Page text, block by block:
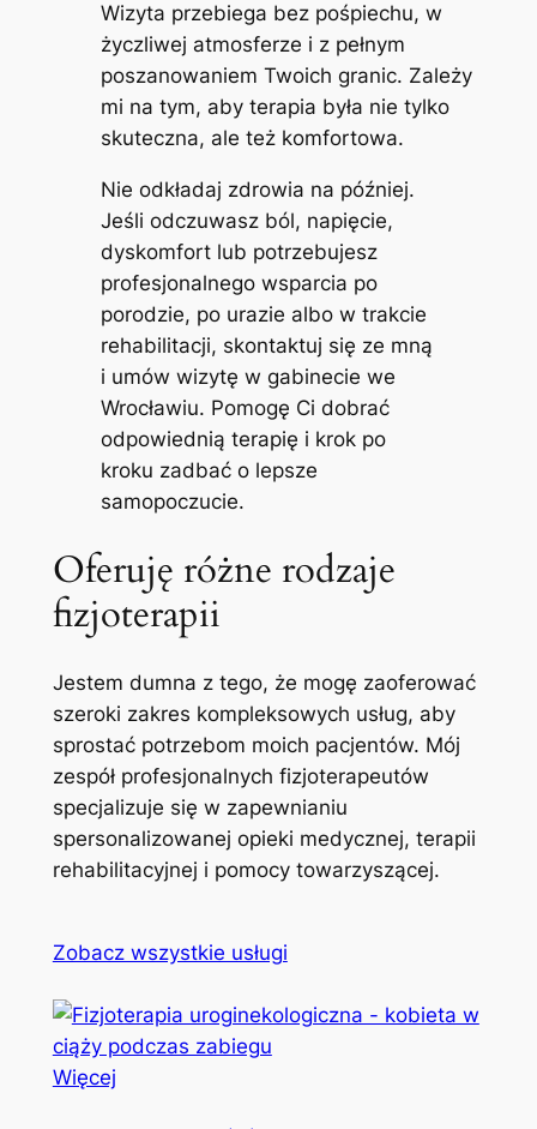
Wizyta przebiega bez pośpiechu, w
życzliwej atmosferze i z pełnym
poszanowaniem Twoich granic. Zależy
mi na tym, aby terapia była nie tylko
skuteczna, ale też komfortowa.
Nie odkładaj zdrowia na później.
Jeśli odczuwasz ból, napięcie,
dyskomfort lub potrzebujesz
profesjonalnego wsparcia po
porodzie, po urazie albo w trakcie
rehabilitacji, skontaktuj się ze mną
i umów wizytę w gabinecie we
Wrocławiu. Pomogę Ci dobrać
odpowiednią terapię i krok po
kroku zadbać o lepsze
samopoczucie.
Oferuję różne rodzaje
fizjoterapii
Jestem dumna z tego, że mogę zaoferować
szeroki zakres kompleksowych usług, aby
sprostać potrzebom moich pacjentów. Mój
zespół profesjonalnych fizjoterapeutów
specjalizuje się w zapewnianiu
spersonalizowanej opieki medycznej, terapii
rehabilitacyjnej i pomocy towarzyszącej.
Zobacz wszystkie usługi
Więcej